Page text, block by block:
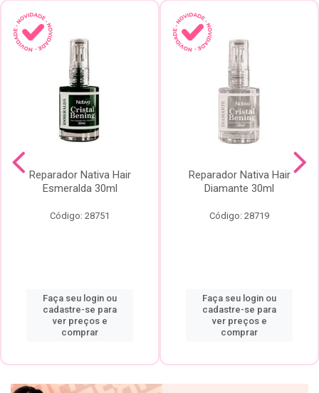
Reparador Nativa Hair
Esmeralda 30ml
Código: 28751
Faça seu login ou
cadastre-se para
ver preços e
comprar
Reparador Nativa Hair
Diamante 30ml
Código: 28719
Faça seu login ou
cadastre-se para
ver preços e
comprar